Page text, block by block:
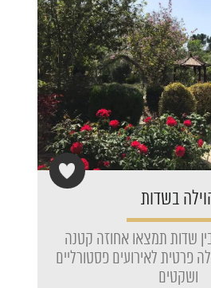
בשדות
שדות תמצאו אחוזה קטנה
פרטית לאירועים פסטורליים
ושקטים